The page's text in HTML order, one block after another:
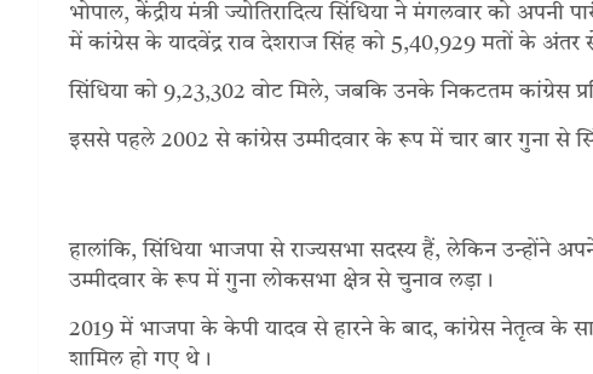
भोपाल, केंद्रीय मंत्री ज्योतिरादित्य सिंधिया ने मंगलवार को
में कांग्रेस के यादवेंद्र राव देशराज सिंह को 5,40,929 मतों के अंतर
सिंधिया को 9,23,302 वोट मिले, जबकि उनके निकटतम कांग्रेस
इससे पहले 2002 से कांग्रेस उम्मीदवार के रूप में चार बार गुना से
हालांकि, सिंधिया भाजपा से राज्यसभा सदस्य हैं, लेकिन उन्होंने
उम्मीदवार के रूप में गुना लोकसभा क्षेत्र से चुनाव लड़ा।
2019 में भाजपा के केपी यादव से हारने के बाद, कांग्रेस नेतृत्व के
शामिल हो गए थे।